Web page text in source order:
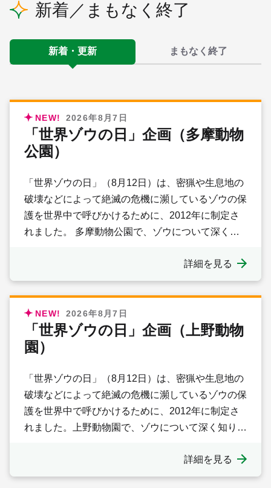
新着／まもなく終了
新着・更新 まもなく終了
NEW! 2026年8月7日
「世界ゾウの日」企画（多摩動物
公園）
「世界ゾウの日」（8月12日）は、密猟や生息地の
破壊などによって絶滅の危機に瀕しているゾウの保
護を世界中で呼びかけるために、2012年に制定さ
れました。 多摩動物公園で、ゾウについて深く知
詳細を見る
NEW! 2026年8月7日
「世界ゾウの日」企画（上野動物
園）
「世界ゾウの日」（8月12日）は、密猟や生息地の
破壊などによって絶滅の危機に瀕しているゾウの保
護を世界中で呼びかけるために、2012年に制定さ
れました。上野動物園で、ゾウについて深く知り、
詳細を見る